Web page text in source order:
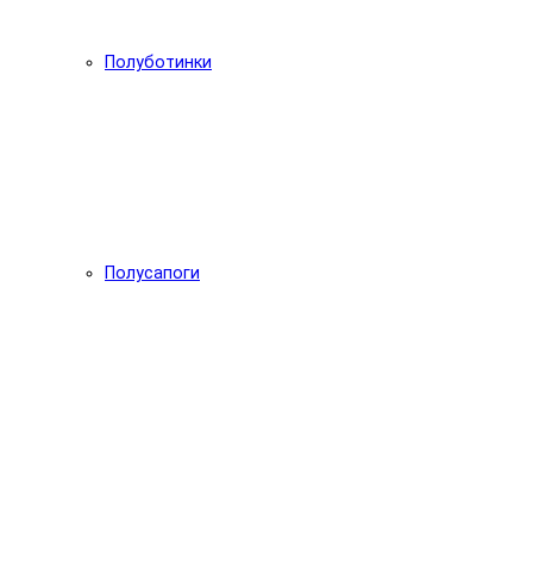
Полуботинки
Полусапоги